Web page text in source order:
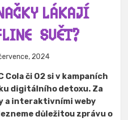
LÁKAJÍ
SVĚT?
Hynek Trojánek
2024
Cola či O2 si v kampaních
digitálního detoxu. Za
a interaktivními weby
důležitou zprávu o